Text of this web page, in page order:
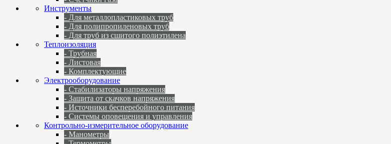
Инструменты
- Для металлопластиковых труб
- Для полипропиленовых труб
- Для труб из сшитого полиэтилена
Теплоизоляция
- Трубная
- Листовая
- Комплектующие
Электрооборудование
- Стабилизаторы напряжения
- Защита от скачков напряжения
- Источники бесперебойного питания
- Системы оповещения и управления
Контрольно-измерительное оборудование
- Манометры